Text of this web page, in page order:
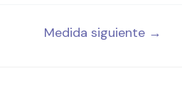
Medida siguiente →